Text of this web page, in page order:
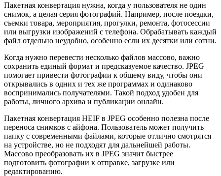
Пакетная конвертация нужна, когда у пользователя не один
снимок, а целая серия фотографий. Например, после поездки,
съемки товара, мероприятия, прогулки, ремонта, фотосессии
или выгрузки изображений с телефона. Обрабатывать каждый
файл отдельно неудобно, особенно если их десятки или сотни.
Когда нужно перевести несколько файлов массово, важно
сохранить единый формат и предсказуемое качество. JPEG
помогает привести фотографии к общему виду, чтобы они
открывались в одних и тех же программах и одинаково
воспринимались получателями. Такой подход удобен для
работы, личного архива и публикации онлайн.
Пакетная конвертация HEIF в JPEG особенно полезна после
переноса снимков с айфона. Пользователь может получить
папку с современными файлами, которые отлично смотрятся
на устройстве, но не подходят для дальнейшей работы.
Массово преобразовать их в JPEG значит быстрее
подготовить фотографии к отправке, загрузке или
редактированию.